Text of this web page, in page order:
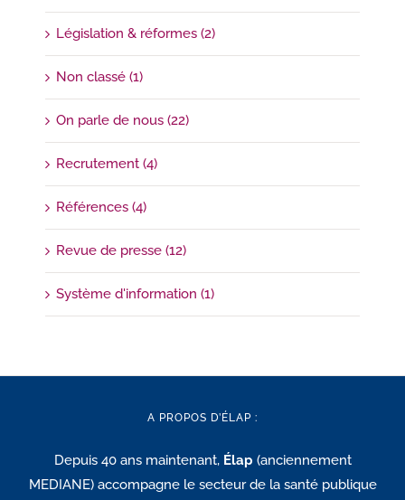
Législation & réformes (2)
Non classé (1)
On parle de nous (22)
Recrutement (4)
Références (4)
Revue de presse (12)
Système d'information (1)
A PROPOS D’ÉLAP :
Depuis 40 ans maintenant, Élap (anciennement
MEDIANE) accompagne le secteur de la santé publique